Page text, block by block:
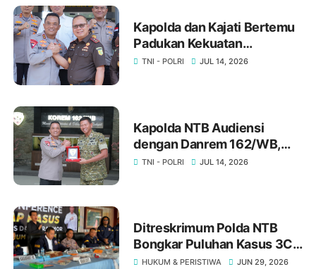
Kapolda dan Kajati Bertemu
Padukan Kekuatan
Penegakkan Hukum
TNI - POLRI JUL 14, 2026
‎Kapolda NTB Audiensi
dengan Danrem 162/WB,
Bahas Stabilitas Keamanan
TNI - POLRI JUL 14, 2026
Ditreskrimum Polda NTB
Bongkar Puluhan Kasus 3C,
Ratusan Orang Jadi
HUKUM & PERISTIWA JUN 29, 2026